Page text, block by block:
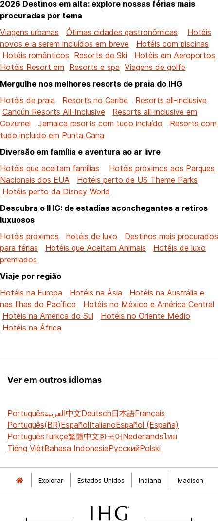
2026 Destinos em alta: explore nossas férias mais
procuradas por tema
Viagens urbanas
Ótimas cidades gastronômicas
Hotéis
novos e a serem incluídos em breve
Hotéis com piscinas
Hotéis românticos Resorts de Ski
Hotéis em Aeroportos
Hotéis Resort em Resorts e spa Viagens de golfe
Mergulhe nos melhores resorts de praia do IHG
Hotéis de praia
Resorts no Caribe
Resorts all-inclusive
Cancún Resorts All-Inclusive
Resorts all-inclusive em
Cozumel
Jamaica resorts com tudo incluído
Resorts com
tudo incluído em Punta Cana
Diversão em família e aventura ao ar livre
Hotéis que aceitam famílias
Hotéis próximos aos Parques
Nacionais dos EUA
Hotéis perto de US Theme Parks
Hotéis perto da Disney World
Descubra o IHG: de estadias aconchegantes a retiros
luxuosos
Hotéis próximos
hotéis de luxo
Destinos mais procurados
para férias
Hotéis que Aceitam Animais
Hotéis de luxo
premiados
Viaje por região
Hotéis na Europa
Hotéis na Ásia
Hotéis na Austrália e
nas Ilhas do Pacífico
Hotéis no México e América Central
Hotéis na América do Sul
Hotéis no Oriente Médio
Hotéis na África
Ver em outros idiomas
Portuguêsالعربية中文Deutsch日本語Français
Português(BR)EspañolItalianoEspañol (España)
PortuguêsTürkçe繁體中文한국어Nederlandsไทย
Tiếng ViệtBahasa IndonesiaРусскийPolski
Explorar Estados Unidos Indiana Madison